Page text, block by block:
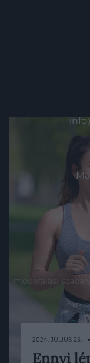
2024. JÚLIUS 25.
Ennyi
©
moderálási